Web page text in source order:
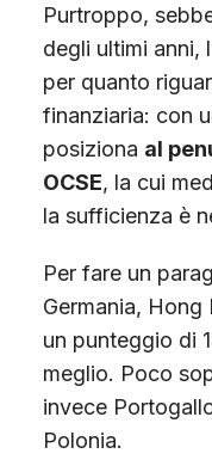
Purtroppo,
degli ultimi anni,
per quanto
finanziaria: con
posiziona al
OCSE, la cui
la sufficienza è
Per fare un
Germania, Hong
un punteggio di
meglio. Poco
invece
Polonia.